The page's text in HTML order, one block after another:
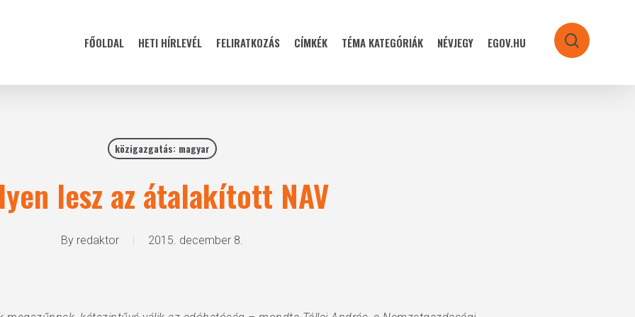
FŐOLDAL HETI HÍRLEVÉL FELIRATKOZÁS CÍMKÉK TÉMA KATEGÓRIÁK NÉVJEGY EGOV.HU search
közigazgatás: magyar
lesz az átalakított NAV
By redaktor 2015. december 8.